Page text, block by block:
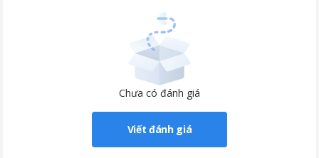
Chưa có đánh giá
Viết đánh giá